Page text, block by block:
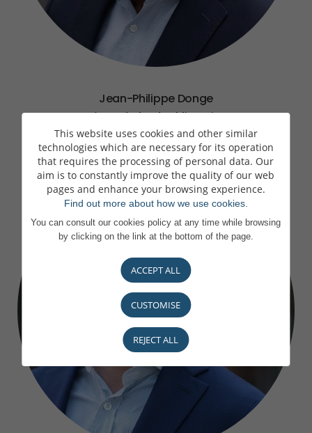
Jean-Philippe Donge
Gérant de fonds obligataires
This website uses cookies and other similar
technologies which are necessary for its operation
that requires the processing of personal data. Our
aim is to constantly improve the quality of our web
pages and enhance your browsing experience.
Find out more about how we use cookies.
You can consult our cookies policy at any time while browsing
by clicking on the link at the bottom of the page.
ACCEPT ALL
CUSTOMISE
REJECT ALL